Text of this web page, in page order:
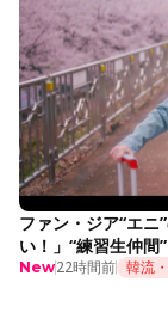
ファン・ジア“エニ
い！」“練習生仲間
New22時間前 韓流